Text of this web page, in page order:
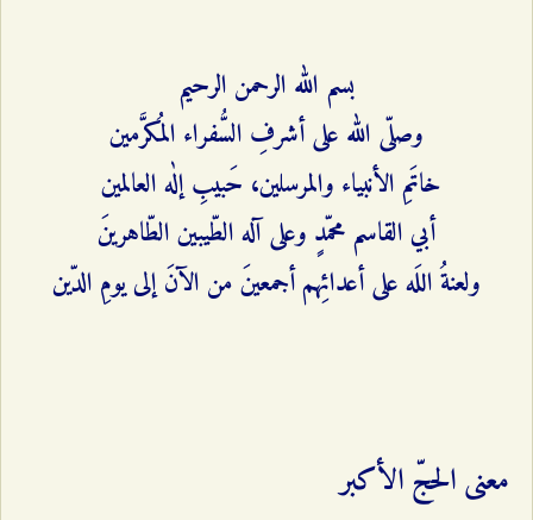
بسم الله الرحمن الرحيم
وصلّى الله على أشرفِ السُّفراء المُكرَّمين
خاتَمِ الأنبياء والمرسلين، حَبيبِ إلٰه العالمين
أبي ‌القاسم محمّدٍ وعلى آله الطّيبين الطّاهرينَ
ولعنةُ اللَه على أعدائِهم أجمعينَ من الآنَ إلى يومِ الدّين
معنى الحجّ الأكبر